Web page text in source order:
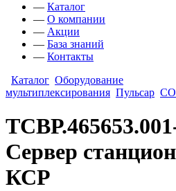
— Каталог
— О компании
— Акции
— База знаний
— Контакты
Каталог Оборудование
мультиплексирования Пульсар
Сервер
КСР